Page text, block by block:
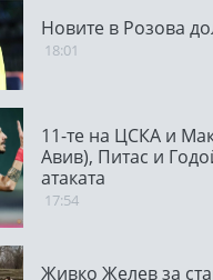
Новите в Розова
18:01
11-те на ЦСКА и
Авив), Питас и
атаката
17:54
Живко Желев за